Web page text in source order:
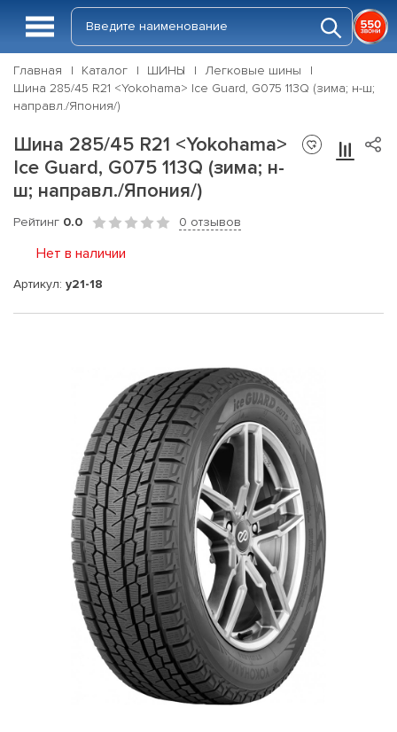
Главная Каталог ШИНЫ
Легковые шины
Шина 285/45 R21 <Yokohama> Ice Guard, G075 113Q (зима; н-ш;
направл./Япония/)
Шина 285/45 R21 <Yokohama>
Ice Guard, G075 113Q (зима; н-
ш; направл./Япония/)
Рейтинг 0.0 0 отзывов
Нет в наличии
Артикул: y21-18